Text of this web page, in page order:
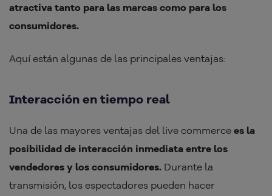
atractiva tanto para las marcas como para los
consumidores.
Aquí están algunas de las principales ventajas:
Interacción en tiempo real
Una de las mayores ventajas del live commerce es la
posibilidad de interacción inmediata entre los
vendedores y los consumidores. Durante la
transmisión, los espectadores pueden hacer